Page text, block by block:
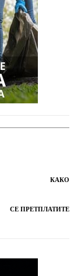
КАКО
СЕ ПРЕТПЛАТИТЕ